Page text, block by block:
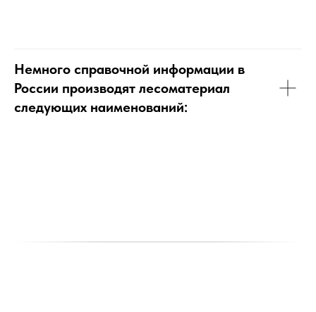
Немного справочной информации в
России производят лесоматериал
следующих наименований: